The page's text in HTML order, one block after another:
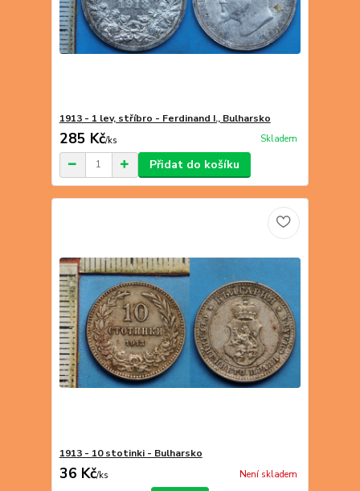
1913 - 1 lev, stříbro - Ferdinand I., Bulharsko
285 Kč/ks Skladem
Přidat do košíku
1913 - 10 stotinki - Bulharsko
36 Kč/ks Není skladem